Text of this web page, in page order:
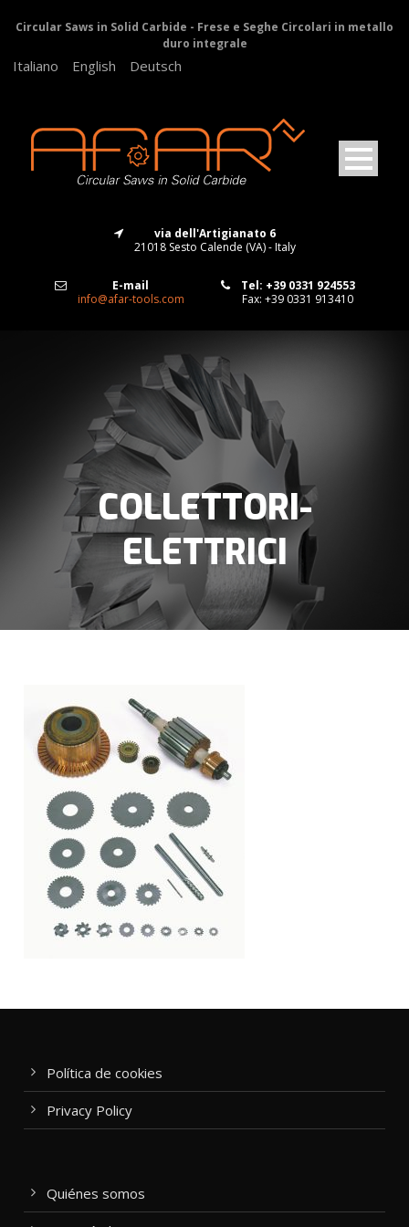
Circular Saws in Solid Carbide - Frese e Seghe Circolari in metallo
duro integrale
Italiano English Deutsch
via dell'Artigianato 6
21018 Sesto Calende (VA) - Italy
E-mail
info@afar-tools.com
Tel: +39 0331 924553
Fax: +39 0331 913410
COLLETTORI-
ELETTRICI
Política de cookies
Privacy Policy
Quiénes somos